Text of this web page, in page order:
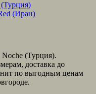
(Иран)
(Турция).
доставка до
по выгодным ценам